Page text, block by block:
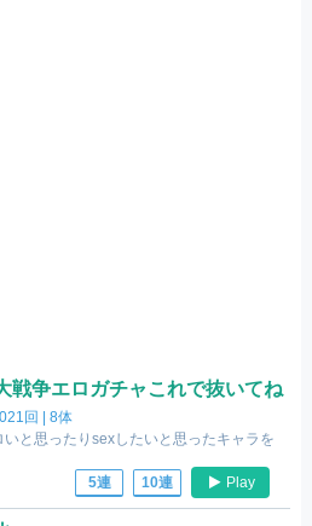
戦争エロガチャこれで抜いてね
回 |8体
いと思ったりsexしたいと思ったキャラを
5連
10連 Play